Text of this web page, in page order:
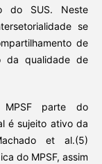
do SUS. Neste
se
de
da qualidade de
MPSF parte do
é sujeito ativo da
et al.(5)
do MPSF, assim